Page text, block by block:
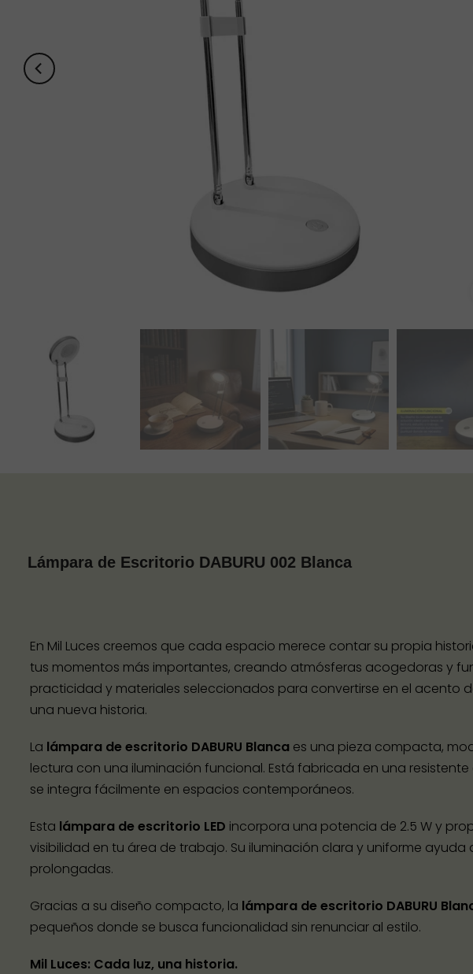
Lámpara de Escritorio DABURU 002 Blanca
En Mil Luces creemos que cada espacio merece contar su propia
tus momentos más importantes, creando atmósferas acogedoras y
practicidad y materiales seleccionados para convertirse en el acento
una nueva historia.
La lámpara de escritorio DABURU Blanca es una pieza compacta,
lectura con una iluminación funcional. Está fabricada en una
se integra fácilmente en espacios contemporáneos.
Esta lámpara de escritorio LED incorpora una potencia de 2.5 W y
visibilidad en tu área de trabajo. Su iluminación clara y uniforme
prolongadas.
Gracias a su diseño compacto, la lámpara de escritorio DABURU
pequeños donde se busca funcionalidad sin renunciar al estilo.
Mil Luces: Cada luz, una historia.